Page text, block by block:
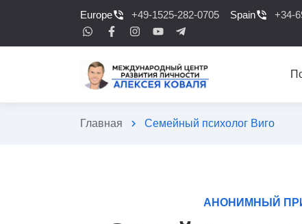
Europephone_in_talk +49-1525-282-0705 Spainphone_in_talk +34-
Главная chevron_right Семейный психолог Виго
АНОНИМНЫЙ